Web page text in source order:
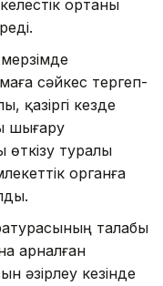
ортаны
сәйкес тергеп-
қазіргі кезде
шығару
туралы
органға
талабы
арналған
әзірлеу кезінде